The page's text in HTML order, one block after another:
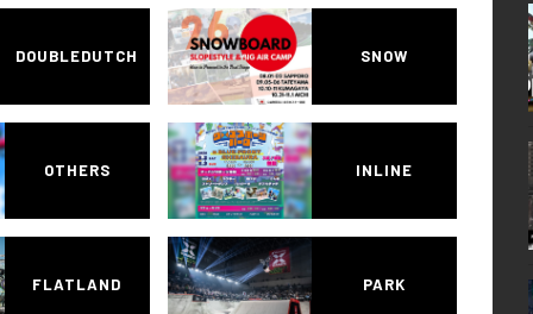
DOUBLEDUTCH SNOW
OTHERS INLINE
FLATLAND PARK